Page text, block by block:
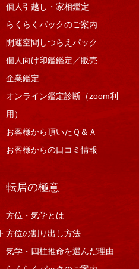
個人引越し・家相鑑定
らくらくパックのご案内
開運空間しつらえパック
個人向け印鑑鑑定／販売
企業鑑定
オンライン鑑定診断（zoom利
用）
お客様から頂いたＱ＆Ａ
お客様からの口コミ情報
転居の極意
方位・気学とは
方位の割り出し方法
気学・四柱推命を選んだ理由